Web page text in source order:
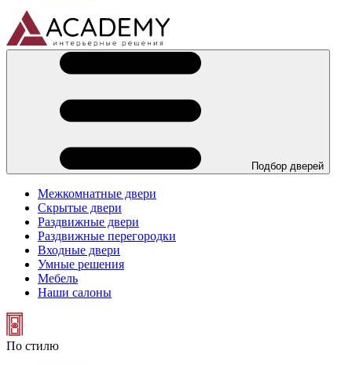
Подбор дверей
Межкомнатные двери
Скрытые двери
Раздвижные двери
Раздвижные перегородки
Входные двери
Умные решения
Мебель
Наши салоны
По стилю